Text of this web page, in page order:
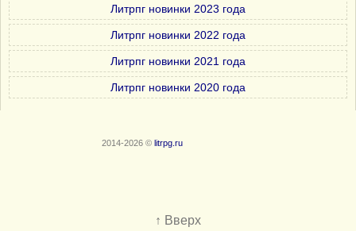
Литрпг новинки 2023 года
Литрпг новинки 2022 года
Литрпг новинки 2021 года
Литрпг новинки 2020 года
2014-2026 © litrpg.ru
↑ Вверх